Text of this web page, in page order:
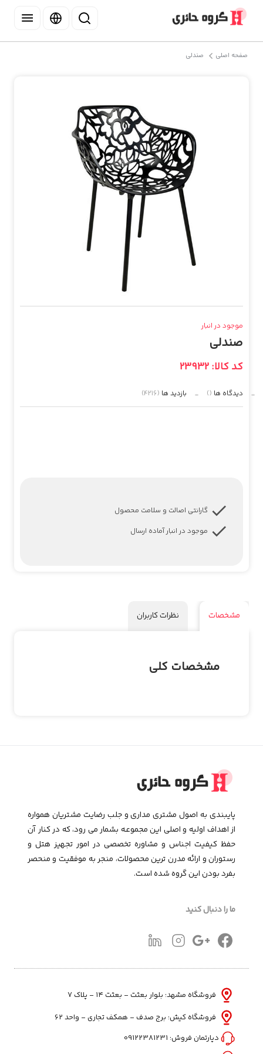
صفحه اصلی صندلی
موجود در انبار
صندلی
کد کالا: 23932
دیدگاه ها () بازدید ها (4216)
گارانتی اصالت و سلامت محصول
موجود در انبار آماده ارسال
مشخصات نظرات کاربران
مشخصات کلی
پایبندی به اصول مشتری مداری و جلب رضایت مشتریان همواره
از اهداف اولیه و اصلی این مجموعـه بشمار می رود، که در کنار آن
حفظ کیفیت اجناس و مشاوره تخصصی در امور تجهیز هتل و
رستوران و ارائه مدرن ترین محصولات، منجر به موفقیت و منحصر
بفرد بودن این گروه شده است.
ما را دنبال کنید
فروشگاه مشهد: بلوار بعثت - بعثت ۱۴ - پلاک ۷
فروشگاه کیش: برج صدف - همکف تجاری - واحد 62
دپارتمان فروش: 09122381231